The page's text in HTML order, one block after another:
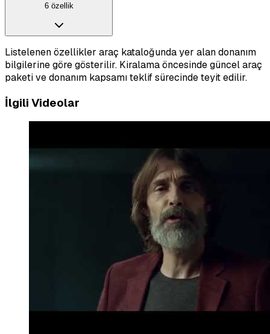
6 özellik
Listelenen özellikler araç kataloğunda yer alan donanım
bilgilerine göre gösterilir. Kiralama öncesinde güncel araç
paketi ve donanım kapsamı teklif sürecinde teyit edilir.
İlgili Videolar